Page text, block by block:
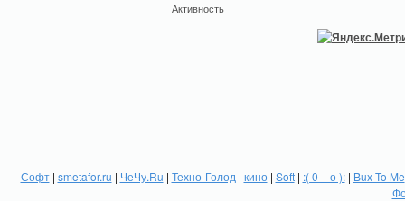
Активность
Софт| smetafor.ru | ЧеЧу.Ru | Техно-Голод | кино| Soft| :( 0 _ о ):| Bux To Me